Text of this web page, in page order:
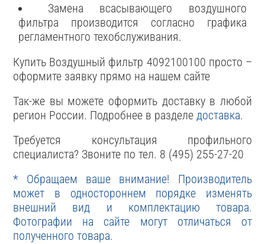
Замена всасывающего воздушного
фильтра производится согласно графика
регламентного техобслуживания.
Купить Воздушный фильтр 4092100100 просто –
оформите заявку прямо на нашем сайте
Так-же вы можете оформить доставку в любой
регион России. Подробнее в разделедоставка.
Требуется консультация профильного
специалиста? Звоните по тел. 8 (495) 255-27-20
* Обращаем ваше внимание! Производитель
может в одностороннем порядке изменять
внешний вид и комплектацию товара.
Фотографии на сайте могут отличаться от
полученного товара.